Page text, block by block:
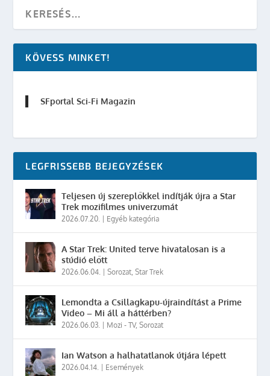
KÖVESS MINKET!
SFportal Sci-Fi Magazin
LEGFRISSEBB BEJEGYZÉSEK
Teljesen új szereplőkkel indítják újra a Star
Trek mozifilmes univerzumát
2026.07.20. Egyéb kategória
A Star Trek: United terve hivatalosan is a
stúdió előtt
2026.06.04. |Sorozat,Star Trek
Lemondta a Csillagkapu-újraindítást a Prime
Video – Mi áll a háttérben?
2026.06.03. Mozi - TV,Sorozat
Ian Watson a halhatatlanok útjára lépett
2026.04.14. Események